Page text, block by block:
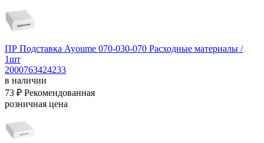
ПР Подставка Ayoume 070-030-070 Расходные материалы /
1шт
2000763424233
в наличии
73 ₽ Рекомендованная
розничная цена